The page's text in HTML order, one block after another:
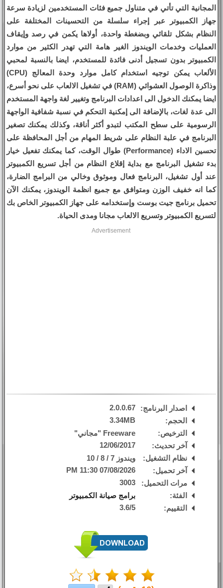
المجانية التي تأتي في متناول جميع فئات المستخدمين لزيادة سرعة
جهاز الكمبيوتر عبر إجراء سلسلة من التحسينات المختلفة على
النظام بشكل تلقائي وبضغطة واحدة، أولاها يكمن في رصد وإيقاف
العمليات وخدمات الويندوز الغير هامة التي تهدر الكثير من موارد
الكمبيوتر بدون تسجيل أدنى فائدة للمستخدم، ايضا بالنسبة لمحبي
الألعاب يمكن توجيه استخدام كامل موارد وحدة المعالج (CPU)
وذاكرة الوصول العشوائي (RAM) في تشغيل الالعاب على نحو أسرع،
ايضا يمكنك الدخول الى اعدادات البرنامج وتغيير لغة واجهة المستخدم
الى عدة لغات، بالإضافة الى إمكنية التحكم في نسبة شفافية الواجهة
الرسومية على سطح المكتب لتبدو أكثر أناقة، وكذلك يمكنك تصغير
البرنامج في علبة النظام على شريط المهام من أجل المحافظة على
تحسين الاداء (Performance) طوال الوقت، كما يمكنك تفعيل خيار
بدء تشغيل البرنامج مع بداية إقلاع النظام من أجل تسريع الكمبيوتر
عند أول تشغيل، البرنامج فعال وموثوق وخالي من البرامج الضارة،
كما انه خفيف الوزن ومتوافق مع جميع انظمة الويندوز، يمكنك الآن
تحميل برنامج جيت بوست وإستخدامه على جهاز الكمبيوتر الخاص بك
لتسريع الكمبيوتر وتسريع الالعاب مجانا ومدى الحياة.
Advertisement
اصدار البرنامج:
2.0.0.67
الحجم:
3.34MB
الترخيص:
Freeware "مجاني"
آخر تحديث:
12/06/2017
نظام التشغيل:
ويندوز 7 / 8 / 10
آخر تحميل:
07/08/2026 11:30 PM
مرات التحميل:
3003
الفئة:
برامج صيانة الكمبيوتر
التقييم:
3.6/5